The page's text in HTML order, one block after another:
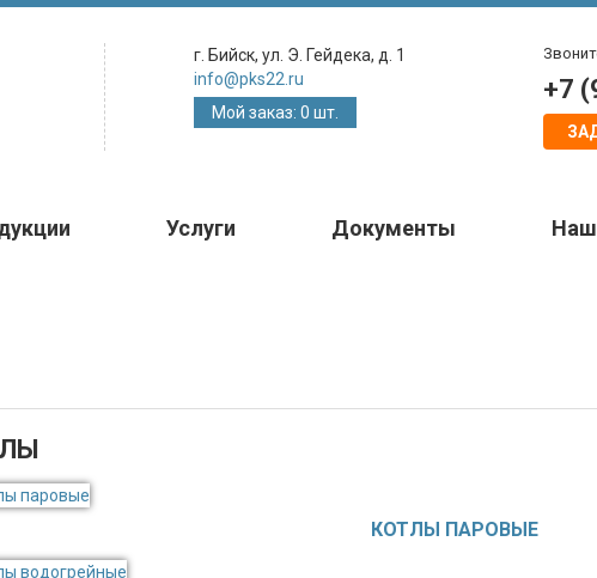
г. Бийск, ул. Э. Гейдека, д. 1
info@pks22.ru
Мой заказ: 0 шт.
+7
Услуги Документы
КОТЛЫ ПАРОВЫЕ